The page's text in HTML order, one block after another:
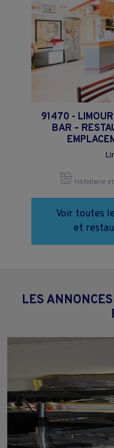
91470 -
BAR –
Hôtellerie
Voir toutes
et
LES